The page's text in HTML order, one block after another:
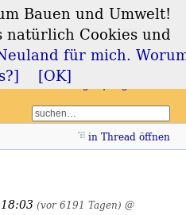
und
in Thread öffnen
(vor 6191 Tagen) @
Bauen und Umwelt!
natürlich Cookies und
für mich.
[OK]